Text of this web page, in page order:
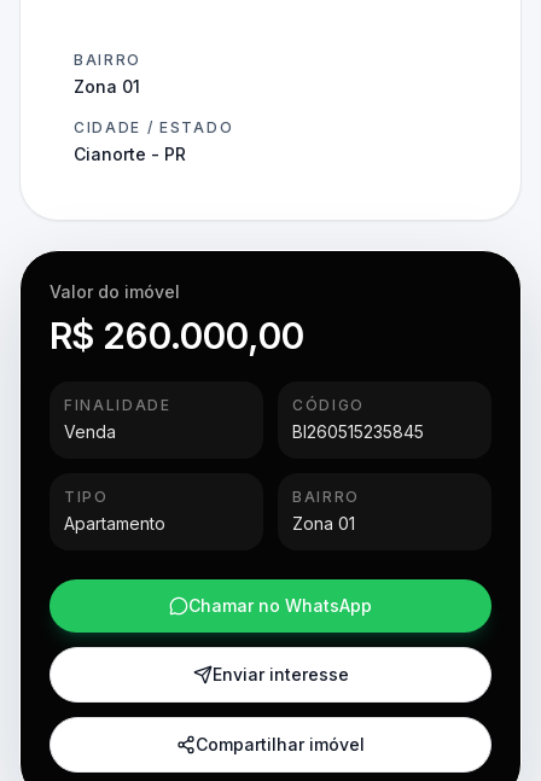
BAIRRO
Zona 01
CIDADE / ESTADO
Cianorte - PR
Valor do imóvel
R$ 260.000,00
FINALIDADE
Venda
CÓDIGO
BI260515235845
TIPO
Apartamento
BAIRRO
Zona 01
Chamar no WhatsApp
Enviar interesse
Compartilhar imóvel